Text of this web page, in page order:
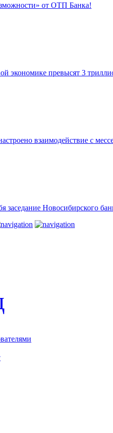
от ОТП Банка!
экономике превысят 3
взаимодействие с
заседание Новосибирского